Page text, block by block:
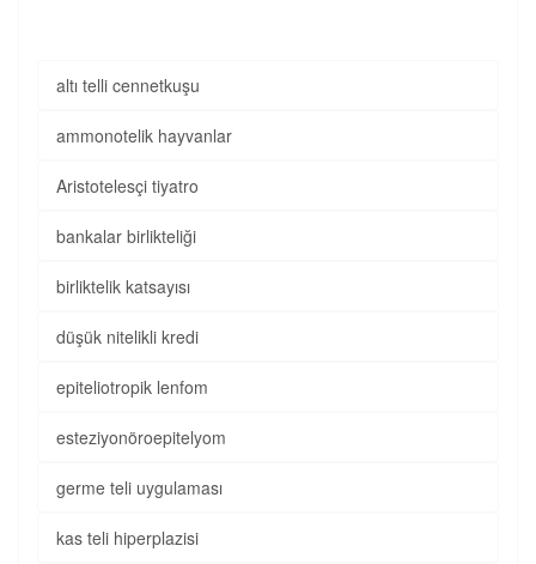
altı telli cennetkuşu
ammonotelik hayvanlar
Aristotelesçi tiyatro
bankalar birlikteliği
birliktelik katsayısı
düşük nitelikli kredi
epiteliotropik lenfom
esteziyonöroepitelyom
germe teli uygulaması
kas teli hiperplazisi